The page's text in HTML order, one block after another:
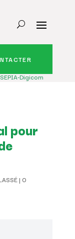
Digicom
pour
| 0